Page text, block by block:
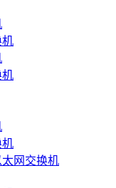
机
机
机
网交换机